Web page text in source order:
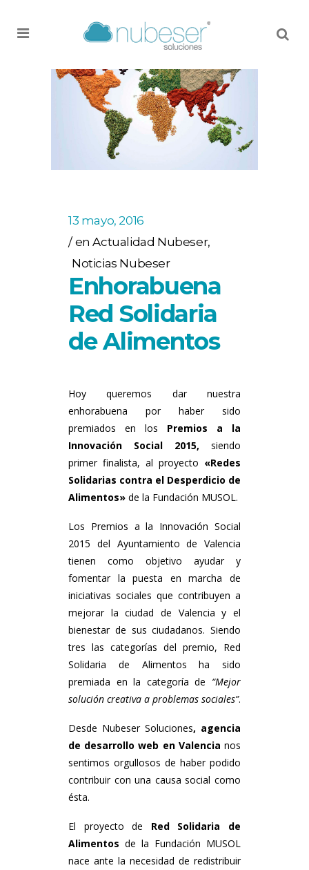
13 mayo, 2016
enActualidad Nubeser,
Noticias Nubeser
Enhorabuena
Red Solidaria
de Alimentos
Hoy queremos dar nuestra
enhorabuena por haber sido
premiados en los Premios a la
Innovación Social 2015, siendo
primer finalista, al proyecto «Redes
Solidarias contra el Desperdicio de
Alimentos» de la Fundación MUSOL.
Los Premios a la Innovación Social
2015 del Ayuntamiento de Valencia
tienen como objetivo ayudar y
fomentar la puesta en marcha de
iniciativas sociales que contribuyen a
mejorar la ciudad de Valencia y el
bienestar de sus ciudadanos. Siendo
tres las categorías del premio, Red
Solidaria de Alimentos ha sido
premiada en la categoría de “Mejor
solución creativa a problemas sociales”.
Desde Nubeser Soluciones, agencia
de desarrollo web en Valencia nos
sentimos orgullosos de haber podido
contribuir con una causa social como
ésta.
El proyecto de Red Solidaria de
Alimentos de la Fundación MUSOL
nace ante la necesidad de redistribuir